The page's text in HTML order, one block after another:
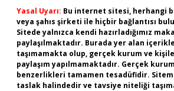
Yasal Uyarı: Bu internet sitesi, herhangi
veya şahıs şirketi ile hiçbir bağlantısı
Sitede yalnızca kendi hazırladığımız
paylaşılmaktadır. Burada yer alan
taşımamakta olup, gerçek kurum ve
paylaşım yapılmamaktadır. Gerçek
benzerlikleri tamamen tesadüfidir.
taslak halindedir ve tavsiye niteliği